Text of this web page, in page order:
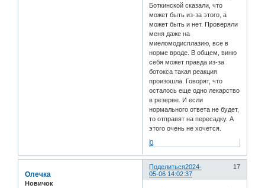
Боткинской сказали, что
может быть из-за этого, а
может быть и нет. Проверяли
меня даже на
миеломодисплазию, все в
норме вроде. В общем, виню
себя может правда из-за
ботокса такая реакция
произошла. Говорят, что
осталось еще одно лекарство
в резерве. И если
нормального ответа не будет,
то отправят на пересадку. А
этого очень не хочется.
0
Поделиться 17
2024-
05-06 14:02:37
Олечка
Новичок